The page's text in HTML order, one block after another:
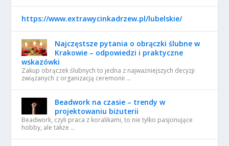
https://www.extrawycinkadrzew.pl/lubelskie/
Najczęstsze pytania o obrączki ślubne w
Krakowie – odpowiedzi i praktyczne
wskazówki
Zakup obrączek ślubnych to jedna z najważniejszych decyzji
związanych z organizacją ceremonii …
Beadwork na czasie – trendy w
projektowaniu biżuterii
Beadwork, czyli praca z koralikami, to nie tylko pasjonujące
hobby, ale także …